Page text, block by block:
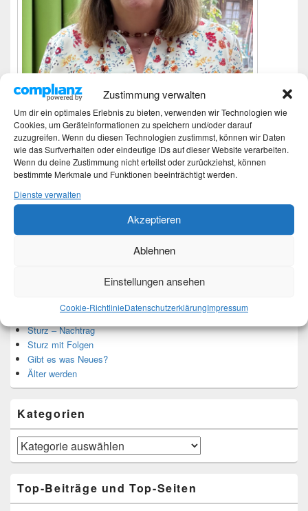
Zustimmung verwalten
Um dir ein optimales Erlebnis zu bieten, verwenden wir Technologien wie
Cookies, um Geräteinformationen zu speichern und/oder darauf
zuzugreifen. Wenn du diesen Technologien zustimmst, können wir Daten
wie das Surfverhalten oder eindeutige IDs auf dieser Website verarbeiten.
Wenn du deine Zustimmung nicht erteilst oder zurückziehst, können
bestimmte Merkmale und Funktionen beeinträchtigt werden.
Dienste verwalten
Akzeptieren
Ablehnen
Einstellungen ansehen
Cookie-RichtlinieDatenschutzerklärungImpressum
Ich bin Martina und Autorin dieses Blogs.
Mehr Infos unter About me.
Translate:
Neueste Beiträge
Hochzeitstage und ihre Bedeutung
Sturz – Nachtrag
Sturz mit Folgen
Gibt es was Neues?
Älter werden
Kategorien
Kategorien
Top-Beiträge und Top-Seiten